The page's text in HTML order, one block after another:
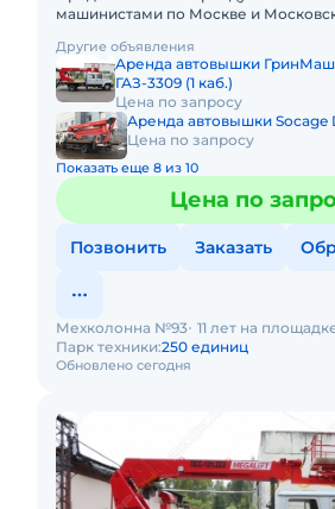
машинистами по Москве и
(почасовой, посменный) При
Другие объявления
Аренда автовышки ГринМаш
ГАЗ-3309 (1 каб.)
Цена по запросу
Аренда автовышки Socage
Цена по запросу
Показать еще 8 из 10
Цена по
Позвонить Заказать
Обновлено сегодня
Мехколонна №93 11 лет на
Парк техники:250 единиц